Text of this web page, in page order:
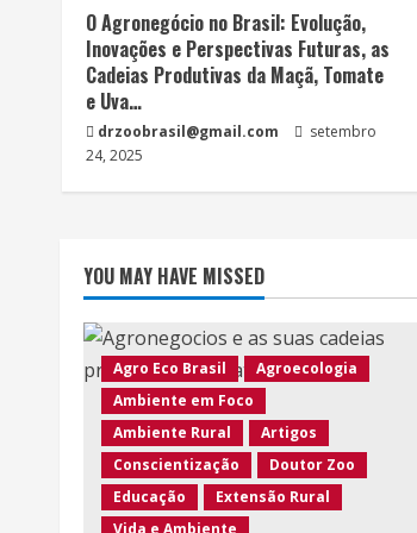
O Agronegócio no Brasil: Evolução,
Inovações e Perspectivas Futuras, as
Cadeias Produtivas da Maçã, Tomate
e Uva…
drzoobrasil@gmail.com
setembro
24, 2025
YOU MAY HAVE MISSED
Agro Eco Brasil
Agroecologia
Ambiente em Foco
Ambiente Rural
Artigos
Conscientização
Doutor Zoo
Educação
Extensão Rural
Vida e Ambiente